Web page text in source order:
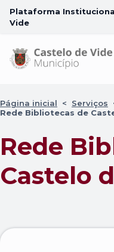
Plataforma
Vide
Página inicial < Serviços
Rede Bibliotecas de
Rede
Castelo